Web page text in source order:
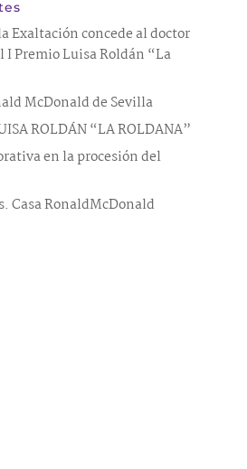
Exaltación concede al doctor
I Premio Luisa Roldán “La
McDonald de Sevilla
ROLDÁN “LA ROLDANA”
en la procesión del
Casa RonaldMcDonald